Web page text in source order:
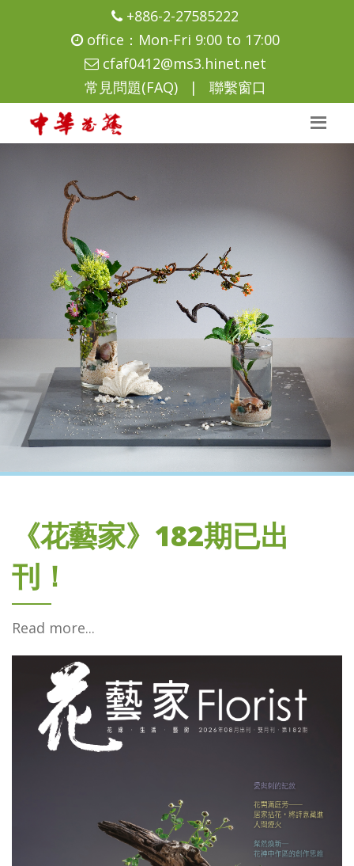
+886-2-27585222
office：Mon-Fri 9:00 to 17:00
cfaf0412@ms3.hinet.net
常見問題(FAQ)
| 聯繫窗口
《花藝家》182期已出
刊！
Read more...